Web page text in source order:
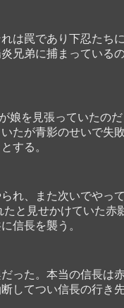
は罠であり下忍たち
兄弟に捕まっている
娘を見張っていたの
たが青影のせいで失
する。
れ、また次いでやっ
と見せかけていた赤
信長を襲う。
った。本当の信長は
してつい信長の行き